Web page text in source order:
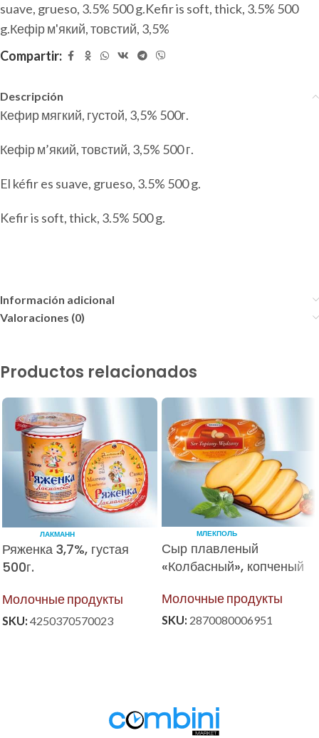
suave, grueso, 3.5% 500 g.Kefir is soft, thick, 3.5% 500
g.Кефір м'який, товстий, 3,5%
Compartir:
Descripción
Кефир мягкий, густой, 3,5% 500г.
Кефір м’який, товстий, 3,5% 500 г.
El kéfir es suave, grueso, 3.5% 500 g.
Kefir is soft, thick, 3.5% 500 g.
Información adicional
Valoraciones (0)
Productos relacionados
ЛАКМАНН
Ряженка 3,7%, густая
500г.
Молочные продукты
SKU: 4250370570023
МЛЕКПОЛЬ
Сыр плавленый
«Колбасный», копченый
Молочные продукты
SKU: 2870080006951